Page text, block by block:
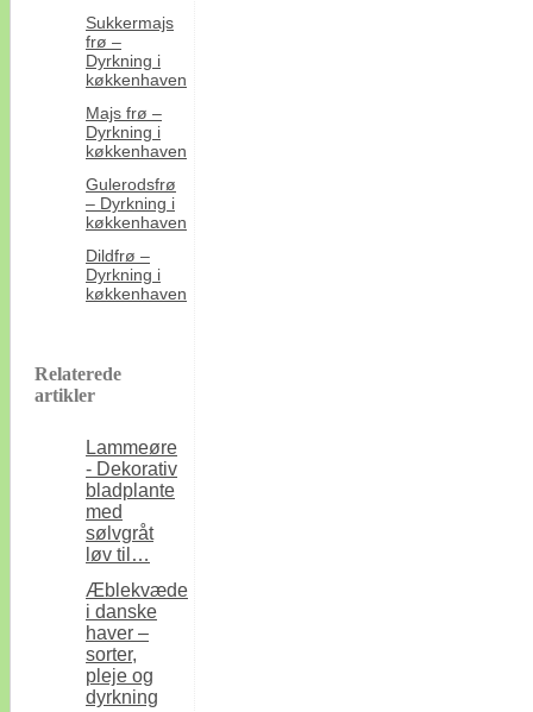
Sukkermajs
frø –
Dyrkning i
køkkenhaven
Majs frø –
Dyrkning i
køkkenhaven
Gulerodsfrø
– Dyrkning i
køkkenhaven
Dildfrø –
Dyrkning i
køkkenhaven
Relaterede
artikler
Lammeøre
- Dekorativ
bladplante
med
sølvgråt
løv til…
Æblekvæde
i danske
haver –
sorter,
pleje og
dyrkning